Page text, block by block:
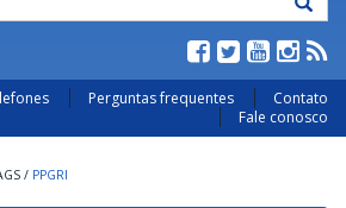
Perguntas frequentes
Contato
Fale conosco
/ PPGRI